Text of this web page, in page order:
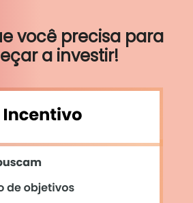
você precisa para
a investir!